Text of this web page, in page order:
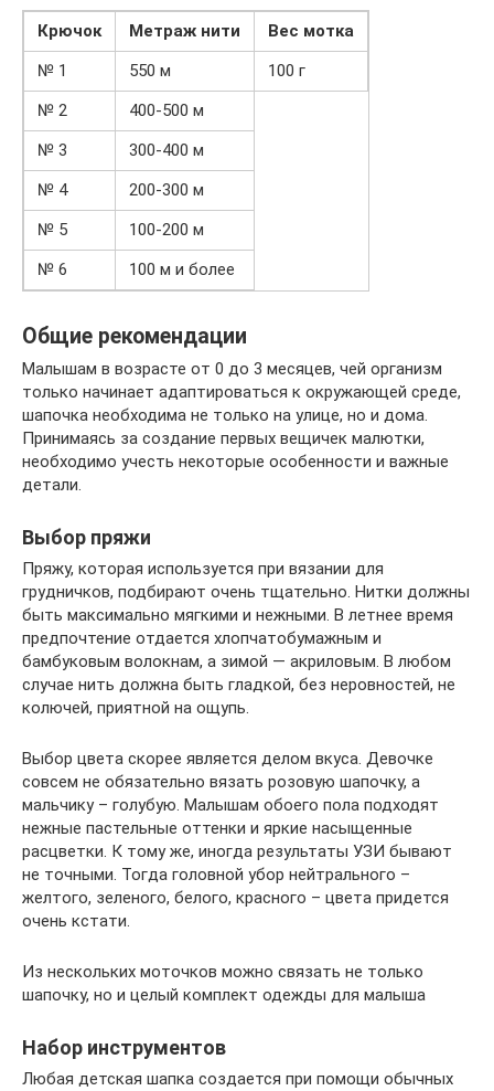
Крючок Метраж нити
Вес мотка
№ 1
550 м
100 г
№ 2
400-500 м
№ 3
300-400 м
№ 4
200-300 м
№ 5
100-200 м
№ 6
100 м и более
Общие рекомендации
Малышам в возрасте от 0 до 3 месяцев, чей организм
только начинает адаптироваться к окружающей среде,
шапочка необходима не только на улице, но и дома.
Принимаясь за создание первых вещичек малютки,
необходимо учесть некоторые особенности и важные
детали.
Выбор пряжи
Пряжу, которая используется при вязании для
грудничков, подбирают очень тщательно. Нитки должны
быть максимально мягкими и нежными. В летнее время
предпочтение отдается хлопчатобумажным и
бамбуковым волокнам, а зимой — акриловым. В любом
случае нить должна быть гладкой, без неровностей, не
колючей, приятной на ощупь.
Выбор цвета скорее является делом вкуса. Девочке
совсем не обязательно вязать розовую шапочку, а
мальчику – голубую. Малышам обоего пола подходят
нежные пастельные оттенки и яркие насыщенные
расцветки. К тому же, иногда результаты УЗИ бывают
не точными. Тогда головной убор нейтрального –
желтого, зеленого, белого, красного – цвета придется
очень кстати.
Из нескольких моточков можно связать не только
шапочку, но и целый комплект одежды для малыша
Набор инструментов
Любая детская шапка создается при помощи обычных